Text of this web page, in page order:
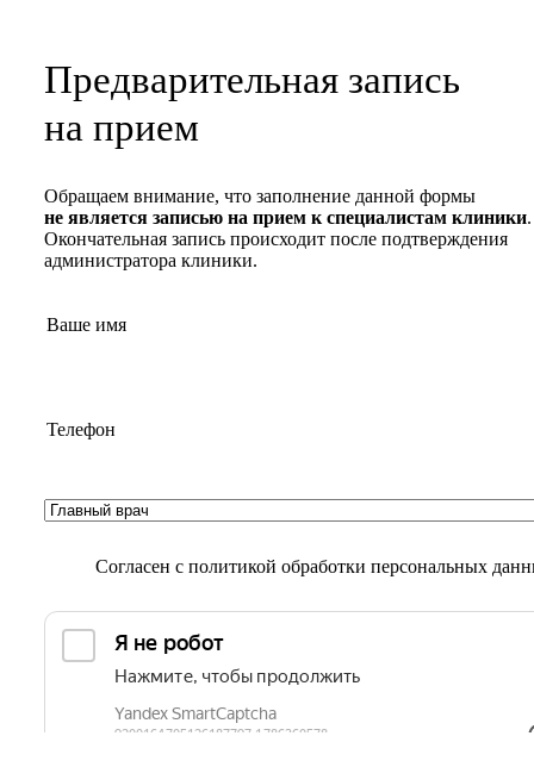
Предварительная запись
на прием
Обращаем внимание, что заполнение данной формы
не является записью на прием к специалистам клиники.
Окончательная запись происходит после подтверждения
администратора клиники.
Согласен с политикой обработки персональных